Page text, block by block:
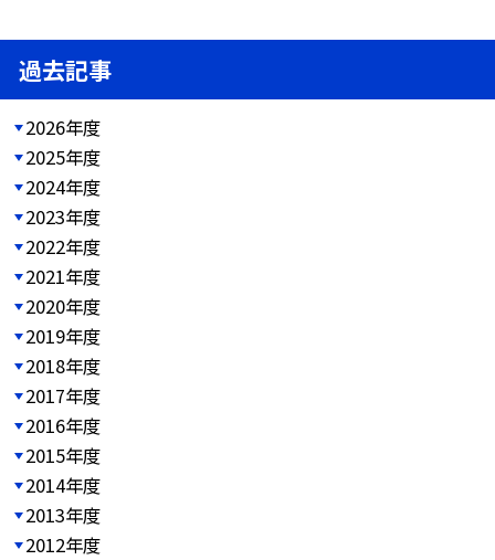
過去記事
2026年度
2025年度
2024年度
2023年度
2022年度
2021年度
2020年度
2019年度
2018年度
2017年度
2016年度
2015年度
2014年度
2013年度
2012年度